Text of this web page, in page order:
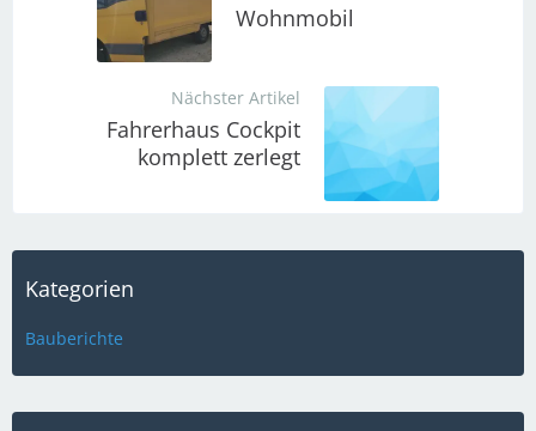
Wohnmobil
Nächster Artikel
Fahrerhaus Cockpit
komplett zerlegt
Kategorien
Bauberichte